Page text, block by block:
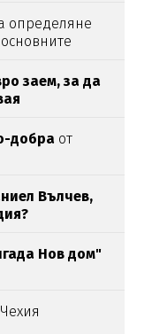
определяне
основните
заем, за да
добра от
Вълчев,
Нов дом"